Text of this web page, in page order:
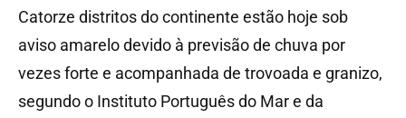
Catorze distritos do continente estão hoje sob
aviso amarelo devido à previsão de chuva por
vezes forte e acompanhada de trovoada e granizo,
segundo o Instituto Português do Mar e da